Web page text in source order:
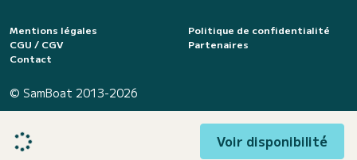
Voir disponibilité
Mentions légales
Politique de confidentialité
CGU / CGV
Partenaires
Contact
© SamBoat 2013-2026